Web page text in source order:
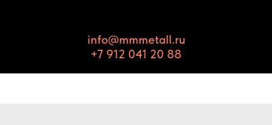
info@mmmetall.ru
+7 912 041 20 88